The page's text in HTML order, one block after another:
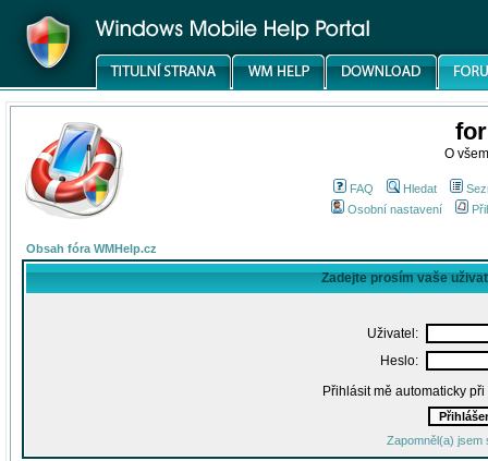
O
FAQ Hledat
Osobní nastavení
Obsah fóra WMHelp.cz
Zadejte prosím vaše
Uživatel:
Heslo:
Přihlásit mě automaticky
Zapomněl(a) jsem